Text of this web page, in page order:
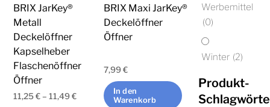
auf
der
Produktseite
gewählt
werden
auf
der
gewählt
werden
BRIX JarKey®
Metall
Deckelöffner
Kapselheber
Flaschenöffner
Öffner
11,25€–11,49€
BRIX Maxi JarKey®
Deckelöffner
Öffner
7,99€
In den
Warenkorb
Werbemittel
(0)
Winter (2)
Produkt-